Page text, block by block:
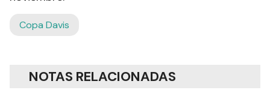
Copa Davis
NOTAS RELACIONADAS